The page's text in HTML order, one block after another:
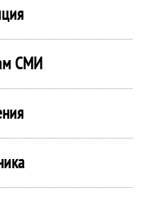
СМИ